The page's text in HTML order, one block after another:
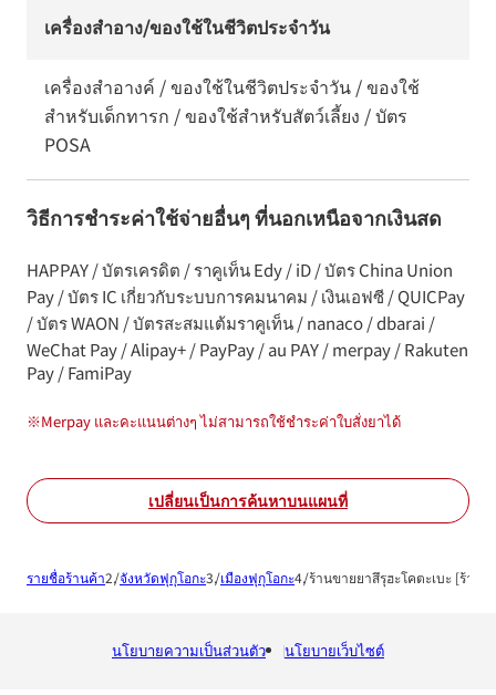
เครื่องสำอาง/ของใช้ในชีวิตประจำวัน
เครื่องสำอางค์ / ของใช้ในชีวิตประจำวัน / ของใช้
สำหรับเด็กทารก / ของใช้สำหรับสัตว์เลี้ยง / บัตร
POSA
วิธีการชำระค่าใช้จ่ายอื่นๆ ที่นอกเหนือจากเงินสด
HAPPAY / บัตรเครดิต / ราคูเท็น Edy / iD / บัตร China Union
Pay / บัตร IC เกี่ยวกับระบบการคมนาคม / เงินเอฟซี / QUICPay
/ บัตร WAON / บัตรสะสมแต้มราคูเท็น / nanaco / dbarai /
WeChat Pay / Alipay+ / PayPay / au PAY / merpay / Rakuten
Pay / FamiPay
※Merpay และคะแนนต่างๆ ไม่สามารถใช้ชำระค่าใบสั่งยาได้
เปลี่ยนเป็นการค้นหาบนแผนที่
รายชื่อร้านค้า จังหวัดฟุกุโอกะ เมืองฟุกุโอกะ ร้านขายยาสึรุฮะโคตะเบะ [ร้าน
นโยบายความเป็นส่วนตัว นโยบายเว็บไซต์